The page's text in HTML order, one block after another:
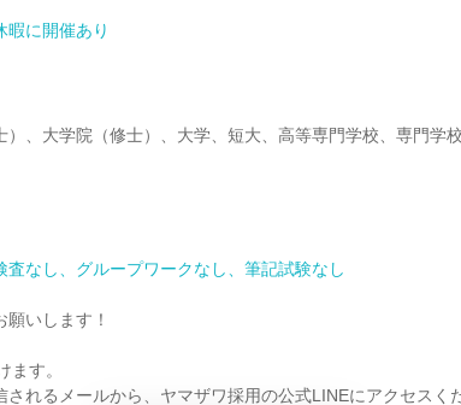
暇に開催あり
、大学院（修士）、大学、短大、高等専門学校、専門学校
なし、グループワークなし、筆記試験なし
いします！
ます。
れるメールから、ヤマザワ採用の公式LINEにアクセスく